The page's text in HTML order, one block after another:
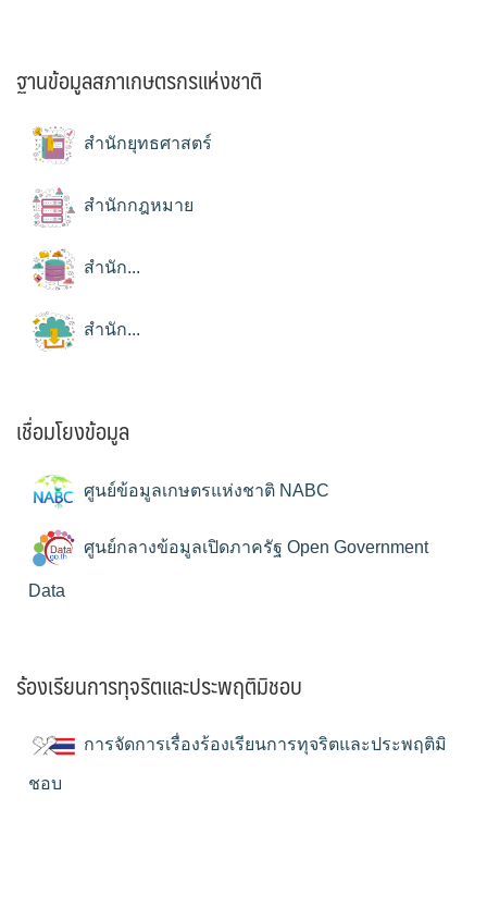
ฐานข้อมูลสภาเกษตรกรแห่งชาติ
สำนักยุทธศาสตร์
สำนักกฎหมาย
สำนัก...
สำนัก...
เชื่อมโยงข้อมูล
ศูนย์ข้อมูลเกษตรแห่งชาติ NABC
ศูนย์กลางข้อมูลเปิดภาครัฐ Open Government
Data
ร้องเรียนการทุจริตและประพฤติมิชอบ
การจัดการเรื่องร้องเรียนการทุจริตและประพฤติมิ
ชอบ